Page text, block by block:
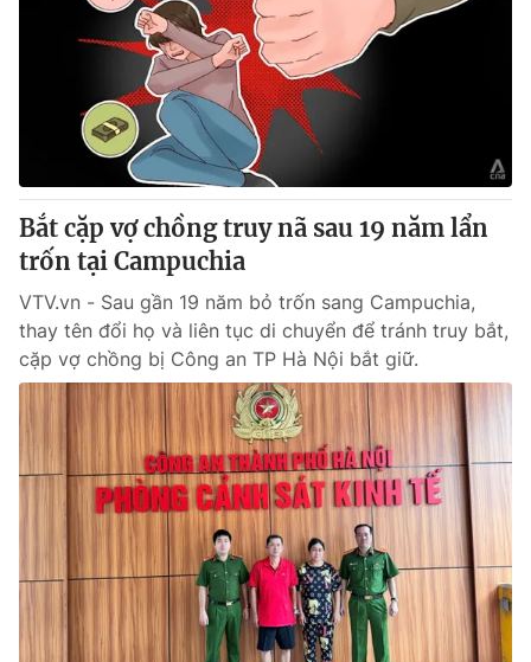
Bắt cặp vợ chồng truy nã sau 19 năm lẩn
trốn tại Campuchia
VTV.vn - Sau gần 19 năm bỏ trốn sang Campuchia,
thay tên đổi họ và liên tục di chuyển để tránh truy bắt,
cặp vợ chồng bị Công an TP Hà Nội bắt giữ.